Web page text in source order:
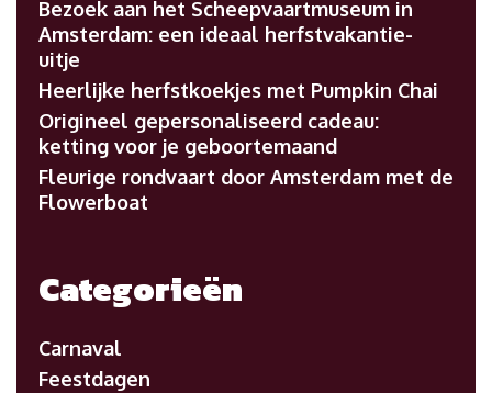
Bezoek aan het Scheepvaartmuseum in
Amsterdam: een ideaal herfstvakantie-
uitje
Heerlijke herfstkoekjes met Pumpkin Chai
Origineel gepersonaliseerd cadeau:
ketting voor je geboortemaand
Fleurige rondvaart door Amsterdam met de
Flowerboat
Categorieën
Carnaval
Feestdagen